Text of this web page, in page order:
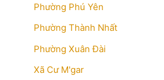
Phường Phú Yên
Phường Thành Nhất
Phường Xuân Đài
Xã Cư M'gar